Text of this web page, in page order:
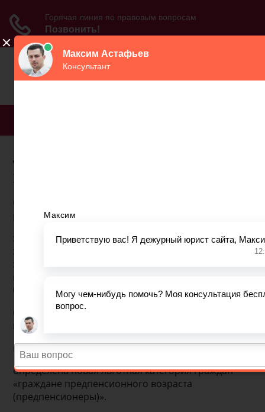
Льготы в законе о
пенсионном страховании
С 1 января 2019 года в рамках Пенсионной
реформы 2019 года:
законодательно закрепленной Федеральным
законом "О внесении изменений в отдельные
законодательные акты Российской Федерации по
вопросам назначения и выплаты пенсий" от
03.10.2018 № 350-ФЗ,
было скорректировано понятие «граждане
предпенсионного возраста»,
введено новое понятие «предпенсионеры» и
определена новая льготная категория граждан –
«граждане предпенсионного возраста
(предпенсионеры)».